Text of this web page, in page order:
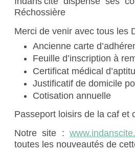
Réchossière
Merci de venir avec tous les
Ancienne carte
Feuille d’inscription à
Certificat médical
Justificatif de domicile
Cotisation annuelle
Passeport loisirs de la caf et
Notre site :
toutes les nouveautés de